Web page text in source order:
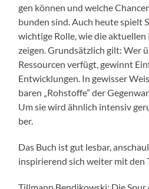
gen kön­nen und welche
bun­den sind. Auch heute spielt
wichtige Rolle, wie die
zeigen. Grund­sät­zlich gilt: Wer
Ressourcen ver­fügt, gewin­nt
Entwick­lun­gen. In gewiss­er
baren „Rohstoffe” der
Um sie wird ähn­lich inten­siv
ber.
Das Buch ist gut les­bar,
inspiri­erend sich weit­er mit den